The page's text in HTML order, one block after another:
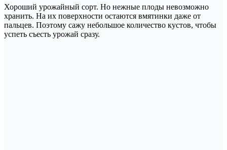
Хороший урожайный сорт. Но нежные плоды невозможно
хранить. На их поверхности остаются вмятинки даже от
пальцев. Поэтому сажу небольшое количество кустов, чтобы
успеть съесть урожай сразу.